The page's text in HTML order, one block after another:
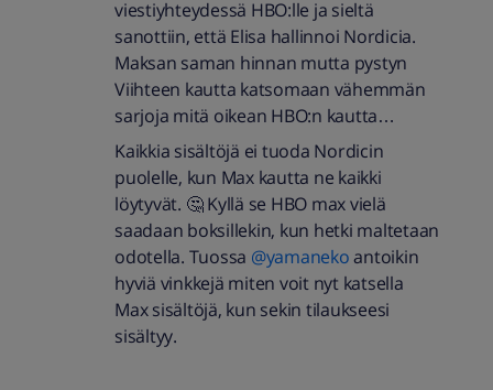
viestiyhteydessä HBO:lle ja sieltä
sanottiin, että Elisa hallinnoi Nordicia.
Maksan saman hinnan mutta pystyn
Viihteen kautta katsomaan vähemmän
sarjoja mitä oikean HBO:n kautta…
Kaikkia sisältöjä ei tuoda Nordicin
puolelle, kun Max kautta ne kaikki
löytyvät. 🤔 Kyllä se HBO max vielä
saadaan boksillekin, kun hetki maltetaan
odotella. Tuossa @yamanekoantoikin
hyviä vinkkejä miten voit nyt katsella
Max sisältöjä, kun sekin tilaukseesi
sisältyy.